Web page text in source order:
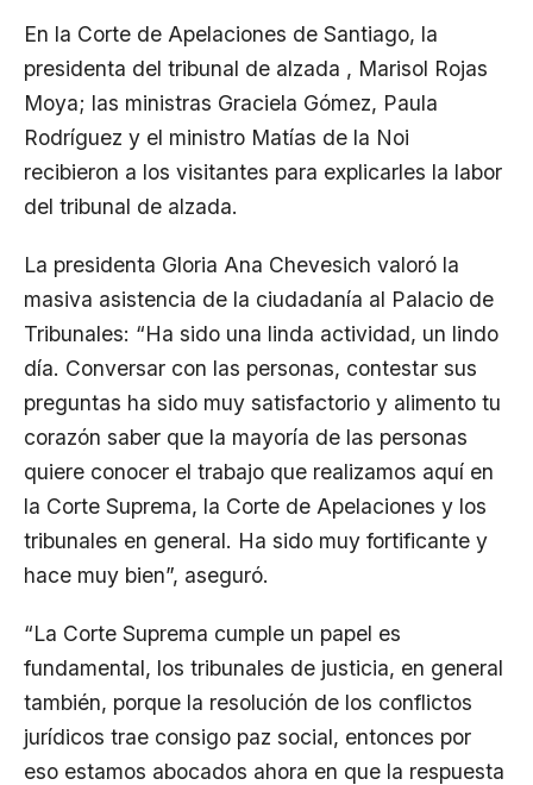
En la Corte de Apelaciones de Santiago, la
presidenta del tribunal de alzada , Marisol Rojas
Moya; las ministras Graciela Gómez, Paula
Rodríguez y el ministro Matías de la Noi
recibieron a los visitantes para explicarles la labor
del tribunal de alzada.
La presidenta Gloria Ana Chevesich valoró la
masiva asistencia de la ciudadanía al Palacio de
Tribunales: “Ha sido una linda actividad, un lindo
día. Conversar con las personas, contestar sus
preguntas ha sido muy satisfactorio y alimento tu
corazón saber que la mayoría de las personas
quiere conocer el trabajo que realizamos aquí en
la Corte Suprema, la Corte de Apelaciones y los
tribunales en general. Ha sido muy fortificante y
hace muy bien”, aseguró.
“La Corte Suprema cumple un papel es
fundamental, los tribunales de justicia, en general
también, porque la resolución de los conflictos
jurídicos trae consigo paz social, entonces por
eso estamos abocados ahora en que la respuesta